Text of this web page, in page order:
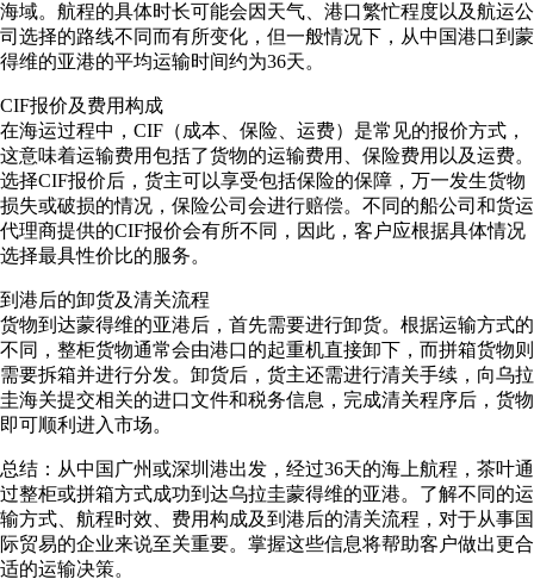
海域。航程的具体时长可能会因天气、港口繁忙程度以及航运公
司选择的路线不同而有所变化，但一般情况下，从中国港口到蒙
得维的亚港的平均运输时间约为36天。
CIF报价及费用构成
在海运过程中，CIF（成本、保险、运费）是常见的报价方式，
这意味着运输费用包括了货物的运输费用、保险费用以及运费。
选择CIF报价后，货主可以享受包括保险的保障，万一发生货物
损失或破损的情况，保险公司会进行赔偿。不同的船公司和货运
代理商提供的CIF报价会有所不同，因此，客户应根据具体情况
选择最具性价比的服务。
到港后的卸货及清关流程
货物到达蒙得维的亚港后，首先需要进行卸货。根据运输方式的
不同，整柜货物通常会由港口的起重机直接卸下，而拼箱货物则
需要拆箱并进行分发。卸货后，货主还需进行清关手续，向乌拉
圭海关提交相关的进口文件和税务信息，完成清关程序后，货物
即可顺利进入市场。
总结：从中国广州或深圳港出发，经过36天的海上航程，茶叶通
过整柜或拼箱方式成功到达乌拉圭蒙得维的亚港。了解不同的运
输方式、航程时效、费用构成及到港后的清关流程，对于从事国
际贸易的企业来说至关重要。掌握这些信息将帮助客户做出更合
适的运输决策。